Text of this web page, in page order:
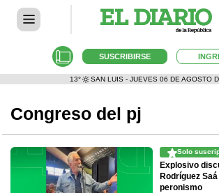
SUSCRIBIRSE
13° SAN LUIS - JUEVES 06 DE AGOSTO
Congreso del pj
Solo
Explosivo
Rodríguez
peronismo